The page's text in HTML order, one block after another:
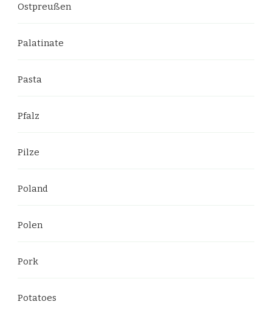
Ostpreußen
Palatinate
Pasta
Pfalz
Pilze
Poland
Polen
Pork
Potatoes